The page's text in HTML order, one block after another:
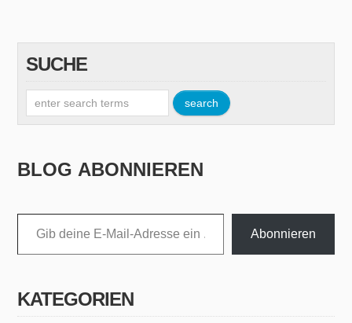
SUCHE
BLOG ABONNIEREN
Gib deine E-Mail-Adresse ein ...
Abonnieren
KATEGORIEN